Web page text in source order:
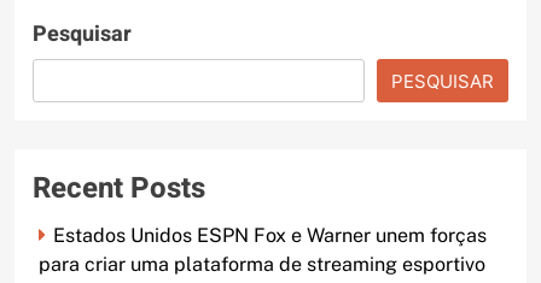
Pesquisar
PESQUISAR
Recent Posts
Estados Unidos ESPN Fox e Warner unem forças
para criar uma plataforma de streaming esportivo